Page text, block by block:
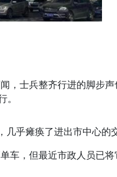
，士兵整齐行进的脚步
。
乎瘫痪了进出市中心的
车，但最近市政人员已